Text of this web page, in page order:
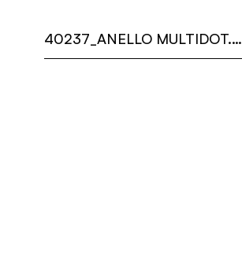
40237_ANELLO MULTIDOT.PDF